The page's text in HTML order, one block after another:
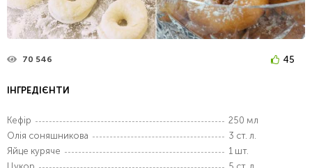
70 546 45
ІНГРЕДІЄНТИ
Кефір
250 мл
Олія соняшникова
3 ст. л.
Яйце куряче
1 шт.